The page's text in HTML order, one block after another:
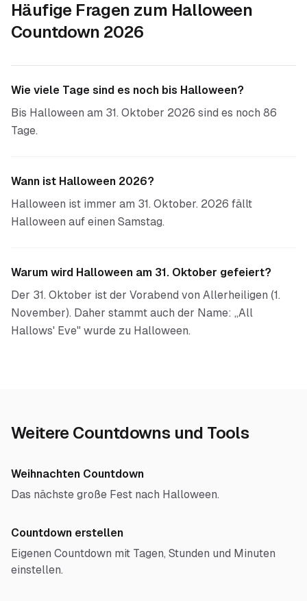
Häufige Fragen zum Halloween
Countdown 2026
Wie viele Tage sind es noch bis Halloween?
Bis Halloween am 31. Oktober 2026 sind es noch 86
Tage.
Wann ist Halloween 2026?
Halloween ist immer am 31. Oktober. 2026 fällt
Halloween auf einen Samstag.
Warum wird Halloween am 31. Oktober gefeiert?
Der 31. Oktober ist der Vorabend von Allerheiligen (1.
November). Daher stammt auch der Name: „All
Hallows' Eve" wurde zu Halloween.
Weitere Countdowns und Tools
Weihnachten Countdown
Das nächste große Fest nach Halloween.
Countdown erstellen
Eigenen Countdown mit Tagen, Stunden und Minuten
einstellen.